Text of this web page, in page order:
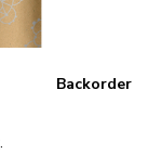
Backorder
.